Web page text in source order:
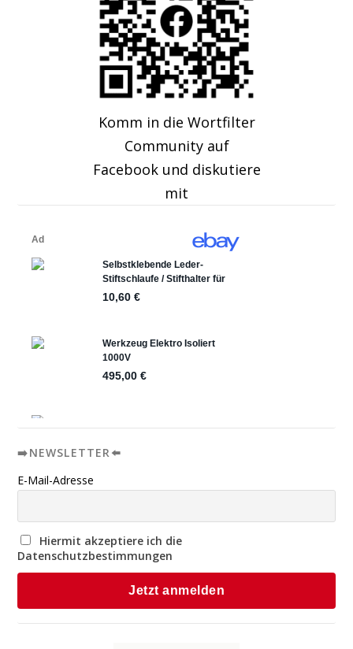
Komm in die Wortfilter
Community auf
Facebook und diskutiere
mit
➡️NEWSLETTER⬅️
E-Mail-Adresse
Hiermit akzeptiere ich die
Datenschutzbestimmungen